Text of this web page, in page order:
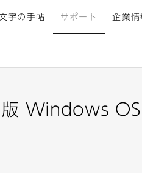
字の手帖 サポート 企業情
版 Windows